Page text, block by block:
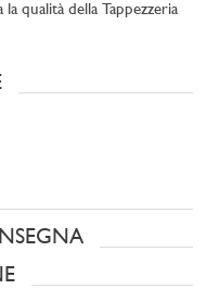
qualità della Tappezzeria